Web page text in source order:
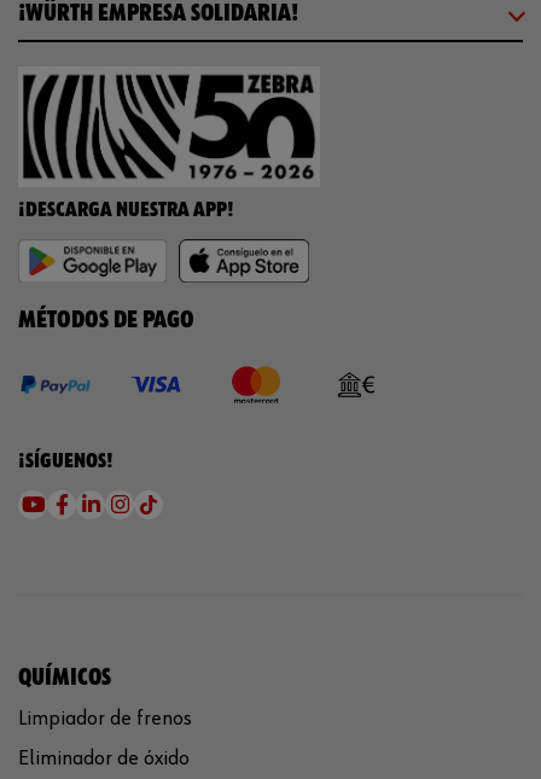
¡WÜRTH EMPRESA SOLIDARIA!
¡DESCARGA NUESTRA APP!
MÉTODOS DE PAGO
¡SÍGUENOS!
QUÍMICOS
Limpiador de frenos
Eliminador de óxido